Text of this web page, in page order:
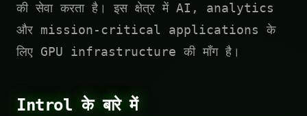
की सेवा करता है। इस क्षेत्र में AI, analytics
और mission-critical applications के
लिए GPU infrastructure की माँग है।
Introl के बारे में